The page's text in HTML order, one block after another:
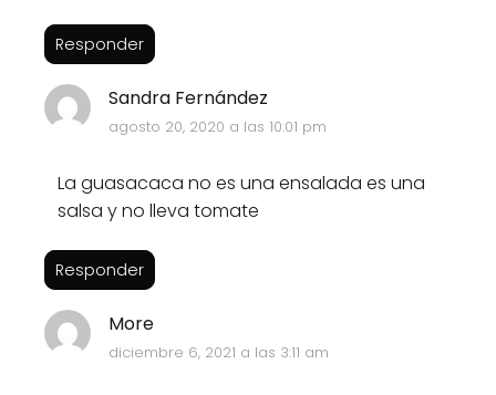
Responder
Sandra Fernández
agosto 20, 2020 a las 10:01 pm
La guasacaca no es una ensalada es una
salsa y no lleva tomate
Responder
More
diciembre 6, 2021 a las 3:11 am